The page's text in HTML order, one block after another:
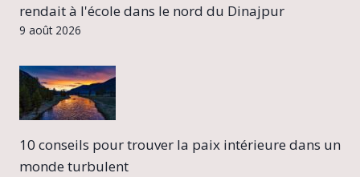
rendait à l'école dans le nord du Dinajpur
9 août 2026
10 conseils pour trouver la paix intérieure dans un
monde turbulent